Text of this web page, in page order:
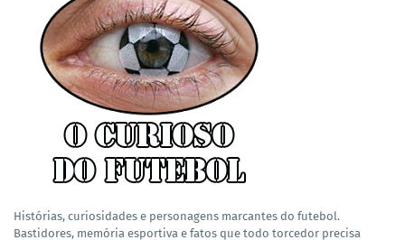
Histórias, curiosidades e personagens marcantes do futebol.
Bastidores, memória esportiva e fatos que todo torcedor precisa